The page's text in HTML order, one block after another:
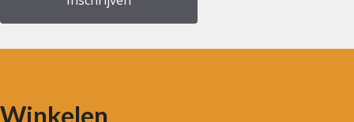
Winkelen